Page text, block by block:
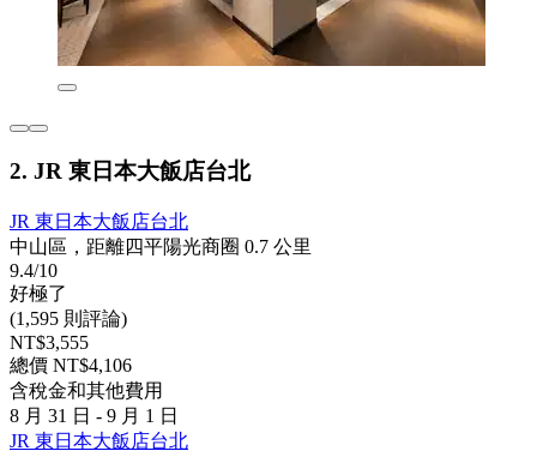
2. JR 東日本大飯店台北
JR 東日本大飯店台北
中山區，距離四平陽光商圈 0.7 公里
9.4/10
好極了
(1,595 則評論)
NT$3,555
總價 NT$4,106
含稅金和其他費用
8 月 31 日 - 9 月 1 日
JR 東日本大飯店台北